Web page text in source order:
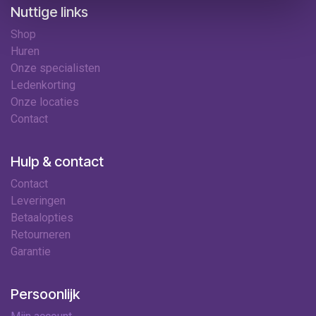
Nuttige links
Shop
Huren
Onze specialisten
Ledenkorting
Onze locaties
Contact
Hulp & contact
Contact
Leveringen
Betaalopties
Retourneren
Garantie
Persoonlijk